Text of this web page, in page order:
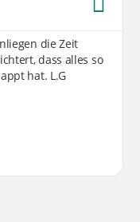
die Zeit
dass alles so
hat. L.G